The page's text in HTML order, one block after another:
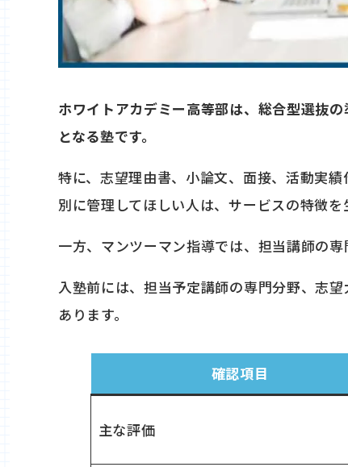
ホワイトアカデミー高等部は、総合型選抜
となる塾です。
特に、志望理由書、小論文、面接、活動実
別に管理してほしい人は、サービスの特徴を
一方、マンツーマン指導では、担当講師の
入塾前には、担当予定講師の専門分野、志
あります。
確認項目
主な評価